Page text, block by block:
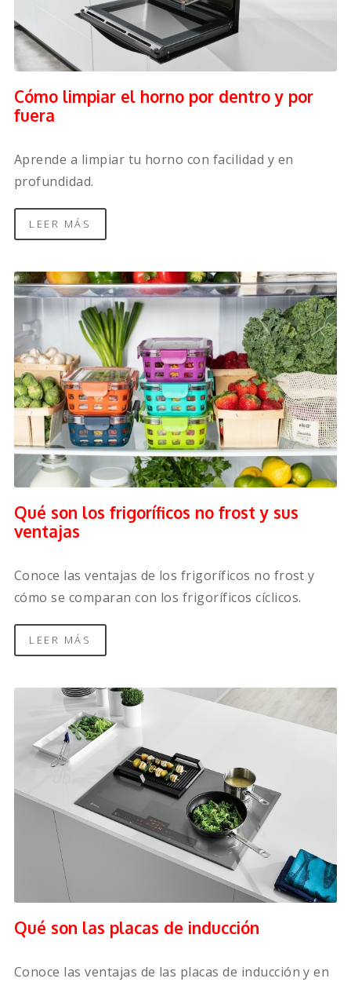
Cómo limpiar el horno por dentro y por
fuera
Aprende a limpiar tu horno con facilidad y en
profundidad.
LEER MÁS
Qué son los frigoríficos no frost y sus
ventajas
Conoce las ventajas de los frigoríficos no frost y
cómo se comparan con los frigoríficos cíclicos.
LEER MÁS
Qué son las placas de inducción
Conoce las ventajas de las placas de inducción y en